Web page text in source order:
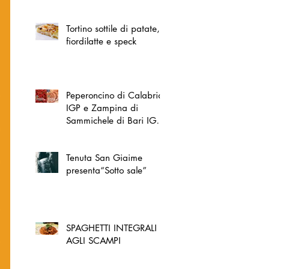
Tortino sottile di patate,
fiordilatte e speck
Peperoncino di Calabria
IGP e Zampina di
Sammichele di Bari IGP
Tenuta San Giaime
presenta“Sotto sale”
SPAGHETTI INTEGRALI
AGLI SCAMPI